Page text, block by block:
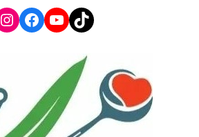
Instagram
Facebook
YouTube
TikTok